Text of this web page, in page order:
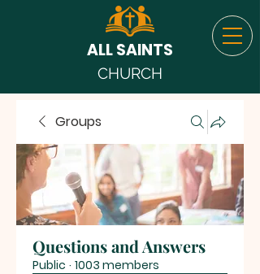
ALL SAINTS
CHURCH
Groups
Questions and Answers
Public · 1003 members